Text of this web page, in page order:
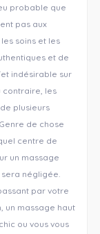
probable que
pas aux
soins et les
et de
indésirable sur
contraire, les
plusieurs
de chose
centre de
un massage
négligée.
par votre
un massage haut
ou vous vous